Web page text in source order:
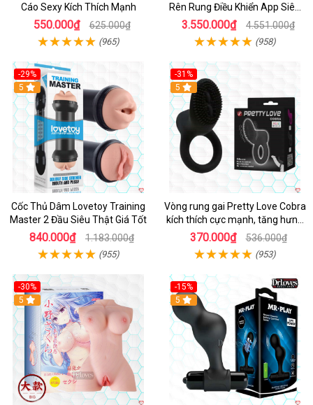
Cáo Sexy Kích Thích Mạnh
550.000₫ 625.000₫
(965)
Rên Rung Điều Khiển App Siêu
Phê
3.550.000₫ 4.551.000₫
(958)
-29%
Hot
5
Cốc Thủ Dâm Lovetoy Training
Master 2 Đầu Siêu Thật Giá Tốt
840.000₫ 1.183.000₫
(955)
-31%
5
Vòng rung gai Pretty Love Cobra
kích thích cực mạnh, tăng hưng
phấn
370.000₫ 536.000₫
(953)
-30%
Hot
5
-15%
Hot
5